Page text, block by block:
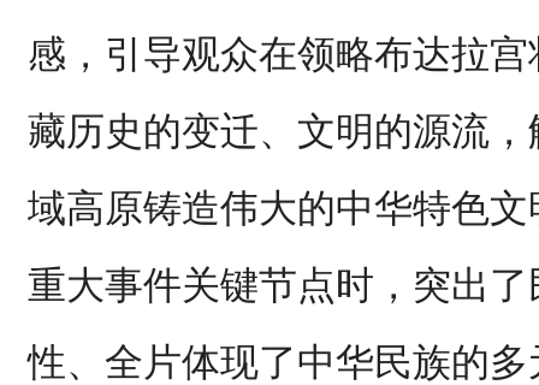
感，引导观众在领略布达拉
藏历史的变迁、文明的源流
域高原铸造伟大的中华特色
重大事件关键节点时，突出
性、全片体现了中华民族的